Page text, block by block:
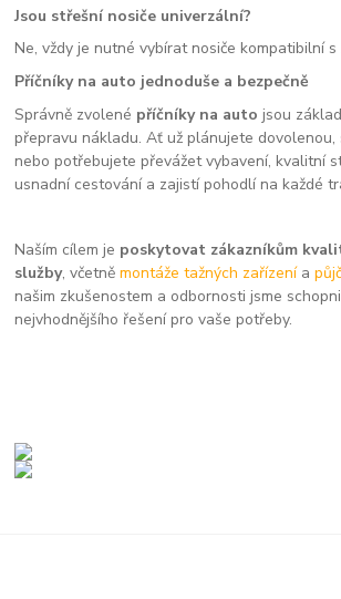
Jsou střešní nosiče univerzální?
Ne, vždy je nutné vybírat nosiče kompatibilní
Příčníky na auto jednoduše a bezpečně
Správně zvolené příčníky na auto jsou
přepravu nákladu. Ať už plánujete
nebo potřebujete převážet vybavení, kvalitní
usnadní cestování a zajistí pohodlí na každé
Naším cílem je poskytovat zákazníkům
služby, včetněmontáže tažných zařízení a
našim zkušenostem a odbornosti jsme
nejvhodnějšího řešení pro vaše potřeby.